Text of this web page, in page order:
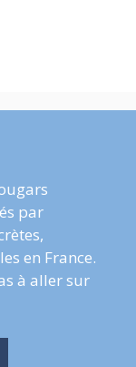
par
en France.
à aller sur